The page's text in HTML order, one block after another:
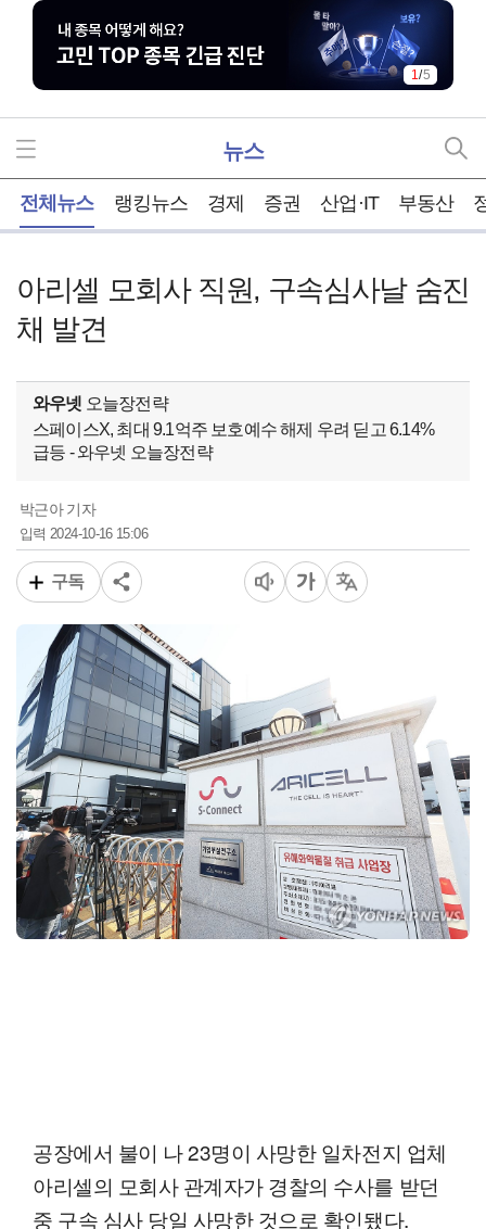
1/5
뉴스
전체뉴스 랭킹뉴스 경제 증권 산업·IT 부동산
아리셀 모회사 직원, 구속심사날 숨진
채 발견
와우넷 오늘장전략
스페이스X, 최대 9.1억주 보호예수 해제 우려 딛고 6.14%
급등 - 와우넷 오늘장전략
박근아 기자
입력2024-10-16 15:06
구독
공장에서 불이 나 23명이 사망한 일차전지 업체
아리셀의 모회사 관계자가 경찰의 수사를 받던
중 구속 심사 당일 사망한 것으로 확인됐다.